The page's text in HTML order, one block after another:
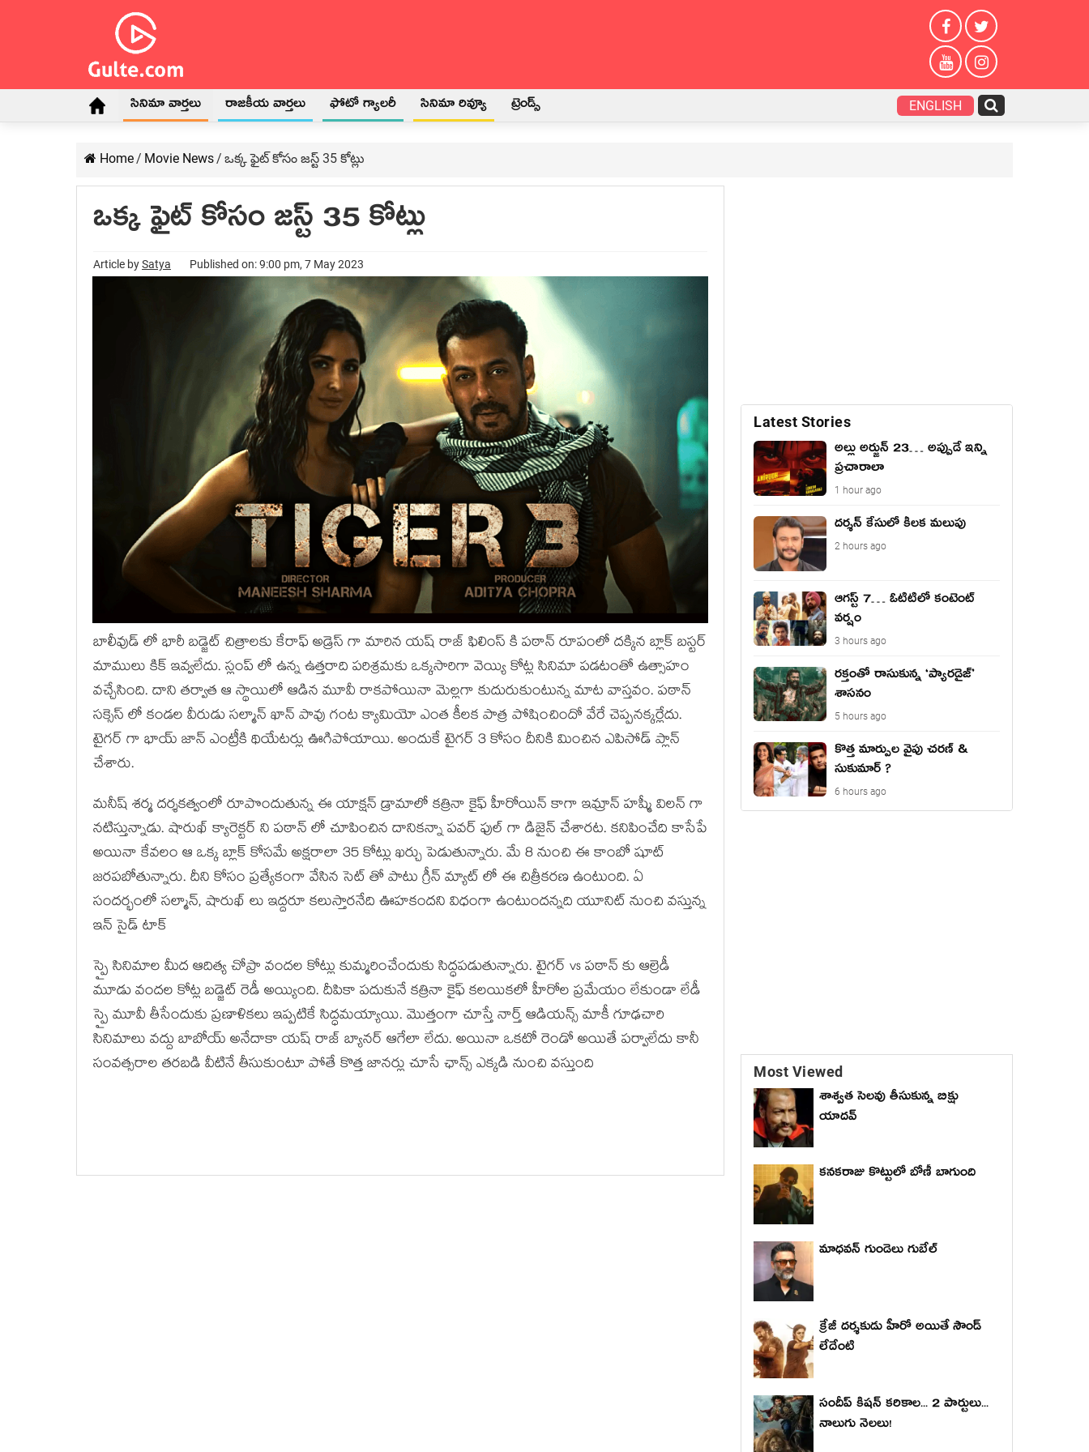
సినిమా వార్తలు రాజకీయ వార్తలు ఫోటో గ్యాలరీ సినిమా రివ్యూ ట్రెండ్స్ ENGLISH
Home/ Movie News/ ఒక్క ఫైట్ కోసం జస్ట్ 35 కోట్లు
ఒక్క ఫైట్ కోసం జస్ట్ 35 కోట్లు
Article bySatya Published on: 9:00 pm, 7 May 2023
బాలీవుడ్ లో భారీ బడ్జెట్ చిత్రాలకు కేరాఫ్ అడ్రెస్ గా మారిన యష్ రాజ్ ఫిలింస్ కి పఠాన్ రూపంలో దక్కిన బ్లాక్ బస్టర్
మాములు కిక్ ఇవ్వలేదు. స్లంప్ లో ఉన్న ఉత్తరాది పరిశ్రమకు ఒక్కసారిగా వెయ్యి కోట్ల సినిమా పడటంతో ఉత్సాహం
వచ్చేసింది. దాని తర్వాత ఆ స్థాయిలో ఆడిన మూవీ రాకపోయినా మెల్లగా కుదురుకుంటున్న మాట వాస్తవం. పఠాన్
సక్సెస్ లో కండల వీరుడు సల్మాన్ ఖాన్ పావు గంట క్యామియో ఎంత కీలక పాత్ర పోషించిందో వేరే చెప్పనక్కర్లేదు.
టైగర్ గా భాయ్ జాన్ ఎంట్రీకి థియేటర్లు ఊగిపోయాయి. అందుకే టైగర్ 3 కోసం దీనికి మించిన ఎపిసోడ్ ప్లాన్
చేశారు.
మనీష్ శర్మ దర్శకత్వంలో రూపొందుతున్న ఈ యాక్షన్ డ్రామాలో కత్రినా కైఫ్ హీరోయిన్ కాగా ఇమ్రాన్ హష్మీ విలన్ గా
నటిస్తున్నాడు. షారుఖ్ క్యారెక్టర్ ని పఠాన్ లో చూపించిన దానికన్నా పవర్ ఫుల్ గా డిజైన్ చేశారట. కనిపించేది కాసేపే
అయినా కేవలం ఆ ఒక్క బ్లాక్ కోసమే అక్షరాలా 35 కోట్లు ఖర్చు పెడుతున్నారు. మే 8 నుంచి ఈ కాంబో షూట్
జరపబోతున్నారు. దీని కోసం ప్రత్యేకంగా వేసిన సెట్ తో పాటు గ్రీన్ మ్యాట్ లో ఈ చిత్రీకరణ ఉంటుంది. ఏ
సందర్భంలో సల్మాన్, షారుఖ్ లు ఇద్దరూ కలుస్తారనేది ఊహకందని విధంగా ఉంటుందన్నది యూనిట్ నుంచి వస్తున్న
ఇన్ సైడ్ టాక్
స్పై సినిమాల మీద ఆదిత్య చోప్రా వందల కోట్లు కుమ్మరించేందుకు సిద్ధపడుతున్నారు. టైగర్ vs పఠాన్ కు ఆల్రెడీ
మూడు వందల కోట్ల బడ్జెట్ రెడీ అయ్యింది. దీపికా పదుకునే కత్రినా కైఫ్ కలయికలో హీరోల ప్రమేయం లేకుండా లేడీ
స్పై మూవీ తీసేందుకు ప్రణాళికలు ఇప్పటికే సిద్ధమయ్యాయి. మొత్తంగా చూస్తే నార్త్ ఆడియన్స్ మాకీ గూఢచారి
సినిమాలు వద్దు బాబోయ్ అనేదాకా యష్ రాజ్ బ్యానర్ ఆగేలా లేదు. అయినా ఒకటో రెండో అయితే పర్వాలేదు కానీ
సంవత్సరాల తరబడి వీటినే తీసుకుంటూ పోతే కొత్త జానర్లు చూసే ఛాన్స్ ఎక్కడి నుంచి వస్తుంది
Latest Stories
అల్లు అర్జున్ 23… అప్పుడే ఇన్ని
ప్రచారాలా
1 hour ago
దర్శన్ కేసులో కీలక మలుపు
2 hours ago
ఆగస్ట్ 7… ఓటిటిలో కంటెంట్
వర్షం
3 hours ago
రక్తంతో రాసుకున్న ‘ప్యారడైజ్’
శాసనం
5 hours ago
కొత్త మార్పుల వైపు చరణ్ &
సుకుమార్ ?
6 hours ago
Most Viewed
శాశ్వత సెలవు తీసుకున్న బిక్షు
యాదవ్
కనకరాజు కొట్టులో బోణీ బాగుంది
మాధ‌వ‌న్ గుండెలు గుబేల్‌
క్రేజీ దర్శకుడు హీరో అయితే సౌండ్
లేదేంటి
సందీప్ కిషన్ కరికాల... 2 పార్టులు...
నాలుగు నెలలు!